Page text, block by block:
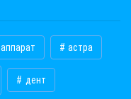
аппарат астра
дент